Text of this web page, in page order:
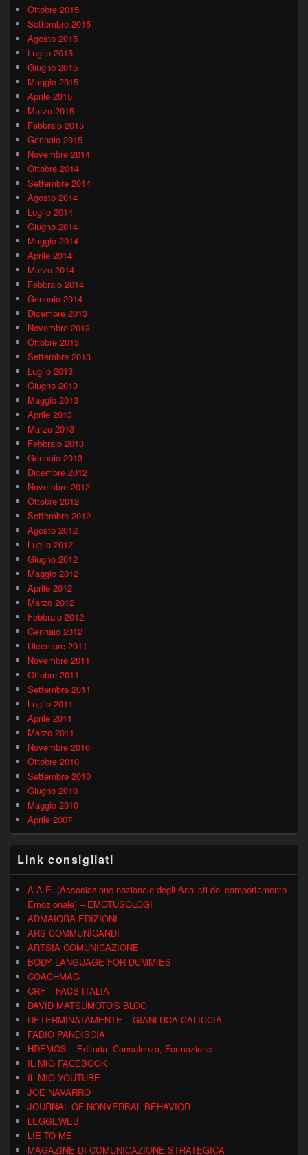
Ottobre 2015
Settembre 2015
Agosto 2015
Luglio 2015
Giugno 2015
Maggio 2015
Aprile 2015
Marzo 2015
Febbraio 2015
Gennaio 2015
Novembre 2014
Ottobre 2014
Settembre 2014
Agosto 2014
Luglio 2014
Giugno 2014
Maggio 2014
Aprile 2014
Marzo 2014
Febbraio 2014
Gennaio 2014
Dicembre 2013
Novembre 2013
Ottobre 2013
Settembre 2013
Luglio 2013
Giugno 2013
Maggio 2013
Aprile 2013
Marzo 2013
Febbraio 2013
Gennaio 2013
Dicembre 2012
Novembre 2012
Ottobre 2012
Settembre 2012
Agosto 2012
Luglio 2012
Giugno 2012
Maggio 2012
Aprile 2012
Marzo 2012
Febbraio 2012
Gennaio 2012
Dicembre 2011
Novembre 2011
Ottobre 2011
Settembre 2011
Luglio 2011
Aprile 2011
Marzo 2011
Novembre 2010
Ottobre 2010
Settembre 2010
Giugno 2010
Maggio 2010
Aprile 2007
LInk consigliati
A.A.E. (Associazione nazionale degli Analisti del comportamento
Emozionale) – EMOTUSOLOGI
ADMAIORA EDIZIONI
ARS COMMUNICANDI
ARTSIA COMUNICAZIONE
BODY LANGUAGE FOR DUMMIES
COACHMAG
CRF – FACS ITALIA
DAVID MATSUMOTO'S BLOG
DETERMINATAMENTE – GIANLUCA CALICCIA
FABIO PANDISCIA
HDEMOS – Editoria, Consulenza, Formazione
IL MIO FACEBOOK
IL MIO YOUTUBE
JOE NAVARRO
JOURNAL OF NONVERBAL BEHAVIOR
LEGGEWEB
LIE TO ME
MAGAZINE DI COMUNICAZIONE STRATEGICA